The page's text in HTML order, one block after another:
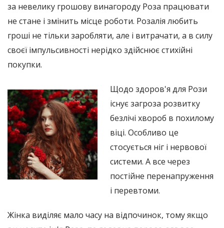
за невелику грошову винагороду Роза працювати
не стане і змінить місце роботи. Розалія любить
гроші не тільки заробляти, але і витрачати, а в силу
своєї імпульсивності нерідко здійснює стихійні
покупки.
Щодо здоров'я для Рози
існує загроза розвитку
безлічі хвороб в похилому
віці. Особливо це
стосується ніг і нервової
системи. А все через
постійне перенапруження
і перевтоми.
Жінка виділяє мало часу на відпочинок, тому якщо